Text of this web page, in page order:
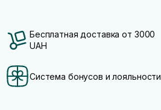
Бесплатная доставка от 3000
UAH
Система бонусов и лояльности